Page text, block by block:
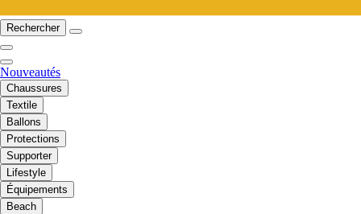
Rechercher
Nouveautés
Chaussures
Textile
Ballons
Protections
Supporter
Lifestyle
Équipements
Beach